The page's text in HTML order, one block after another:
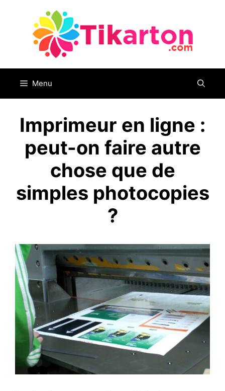
Menu
Imprimeur en ligne :
peut-on faire autre
chose que de
simples photocopies
?